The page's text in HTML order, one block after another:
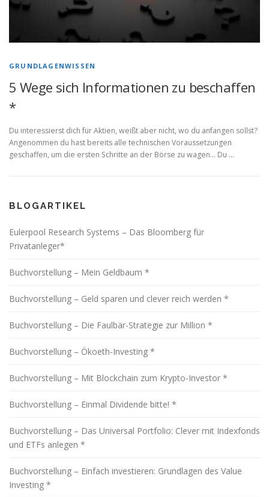
GRUNDLAGENWISSEN
5 Wege sich Informationen zu beschaffen
*
Du interessierst dich für Aktien, weißt aber nicht, wo du anfangen sollst?
Angenommen du hast bereits alle technischen Voraussetzungen
geschaffen, um die ersten Schritte an der Börse zu wagen… Du …
BLOGARTIKEL
Eulerpool Research Systems – Das Bloomberg für
Privatanleger*
Buchvorstellung – Mein Geldbaum *
Buchvorstellung – Geld sparen und clever reich werden *
Buchvorstellung – Die Faulbär-Strategie zur Million *
Buchvorstellung – Ökoeth-Investing *
Buchvorstellung – Mit Blockchain zum Krypto-Investor *
Buchvorstellung – Einmal Dividende bitte! *
Buchvorstellung – Das Universal Portfolio: Clever mit Indexfonds
und ETFs anlegen *
Buchvorstellung – Einfach investieren: Grundlagen des Value
Investing *